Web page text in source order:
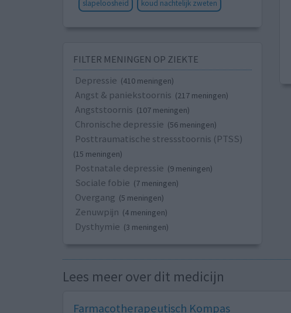
slapeloosheid
koud nachtelijk zweten
FILTER MENINGEN OP ZIEKTE
Depressie (410 meningen)
Angst & paniekstoornis (217 meningen)
Angststoornis (107 meningen)
Chronische depressie (56 meningen)
Posttraumatische stressstoornis (PTSS)
(15 meningen)
Postnatale depressie (9 meningen)
Sociale fobie (7 meningen)
Overgang (5 meningen)
Zenuwpijn (4 meningen)
Dysthymie (3 meningen)
Lees meer over dit medicijn
Farmacotherapeutisch Kompas